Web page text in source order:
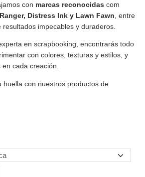
con marcas reconocidas com
Distress Ink y Lawn Fawn , entre
impecables y duraderos.
en scrapbooking, encontrarás todo
con colores, texturas y estilos, y
en cada creación.
huella con nuestros productos de